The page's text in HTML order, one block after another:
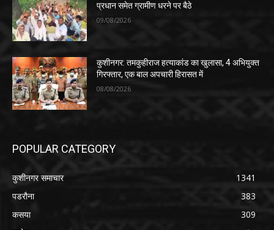
प्रधान समेत ग्रामीण धरने पर बैठे
09/08/2026
कुशीनगर: तमकुहीराज हत्याकांड का खुलासा, 4 अभियुक्त
गिरफ्तार, एक बाल अपचारी हिरासत में
08/08/2026
POPULAR CATEGORY
कुशीनगर समाचार
1341
पडरौना
383
कसया
309